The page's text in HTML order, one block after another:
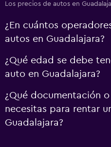
Los precios de autos en
¿En cuántos
autos en Guadalajara?
¿Qué edad se debe
auto en Guadalajara?
¿Qué documentación
necesitas para rentar
Guadalajara?